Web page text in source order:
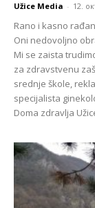
Užice Media - 12.
Rano i kasno
Oni nedovoljno
Mi se zaista
za zdravstvenu
srednje škole,
specijalista
Doma zdravlja